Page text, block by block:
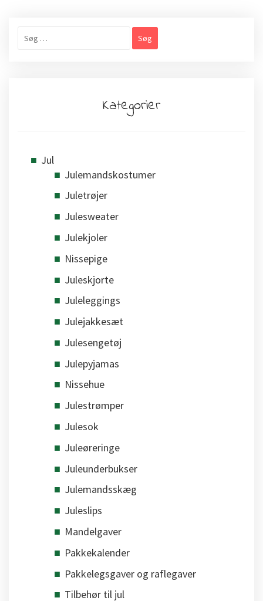
efter:
Kategorier
Jul
Julemandskostumer
Juletrøjer
Julesweater
Julekjoler
Nissepige
Juleskjorte
Juleleggings
Julejakkesæt
Julesengetøj
Julepyjamas
Nissehue
Julestrømper
Julesok
Juleøreringe
Juleunderbukser
Julemandsskæg
Juleslips
Mandelgaver
Pakkekalender
Pakkelegsgaver og raflegaver
Tilbehør til jul